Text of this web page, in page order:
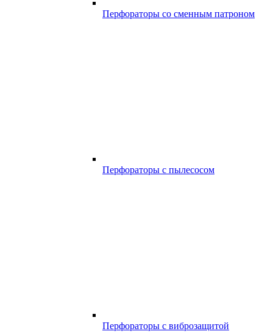
Перфораторы со сменным патроном
Перфораторы с пылесосом
Перфораторы с виброзащитой